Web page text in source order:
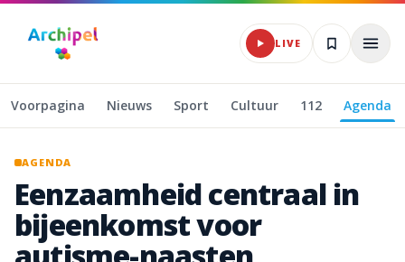
Naar hoofdinhoud
LIVE
Voorpagina Nieuws Sport Cultuur 112 Agenda
AGENDA
Eenzaamheidcentraal in
bijeenkomstvoor